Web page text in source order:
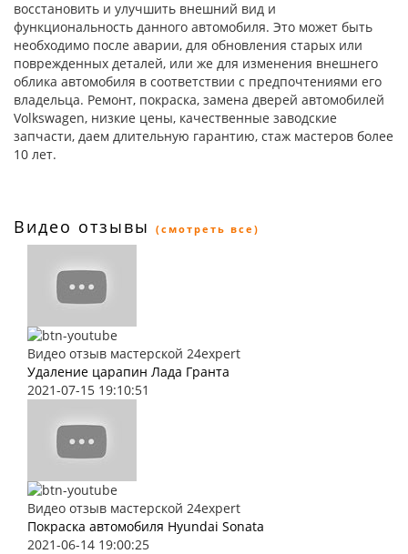
восстановить и улучшить внешний вид и
функциональность данного автомобиля. Это может быть
необходимо после аварии, для обновления старых или
поврежденных деталей, или же для изменения внешнего
облика автомобиля в соответствии с предпочтениями его
владельца. Ремонт, покраска, замена дверей автомобилей
Volkswagen, низкие цены, качественные заводские
запчасти, даем длительную гарантию, стаж мастеров более
10 лет.
Видео отзывы (смотреть все)
Видео отзыв мастерской 24expert
Удаление царапин Лада Гранта
2021-07-15 19:10:51
Видео отзыв мастерской 24expert
Покраска автомобиля Hyundai Sonata
2021-06-14 19:00:25